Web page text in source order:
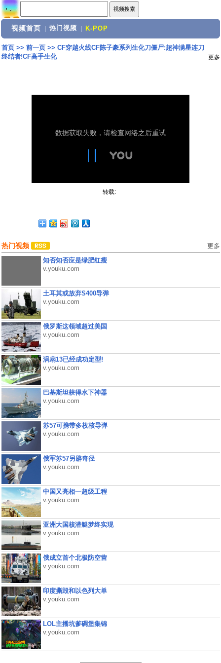
视频首页 热门视频 K-POP
首页>> 前一页>> CF穿越火线CF陈子豪系列生化刀僵尸:超神满星连刀
终结者!CF高手生化
更多
转载:
热门视频 更多
知否知否应是绿肥红瘦
v.youku.com
土耳其或放弃S400导弹
v.youku.com
俄罗斯这领域超过美国
v.youku.com
涡扇13已经成功定型!
v.youku.com
巴基斯坦获得水下神器
v.youku.com
苏57可携带多枚核导弹
v.youku.com
俄军苏57另辟奇径
v.youku.com
中国又亮相一超级工程
v.youku.com
亚洲大国核潜艇梦终实现
v.youku.com
俄成立首个北极防空营
v.youku.com
印度撕毁和以色列大单
v.youku.com
LOL主播坑爹碉堡集锦
v.youku.com